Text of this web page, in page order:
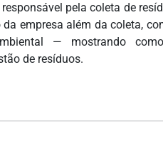
pela coleta de
empresa além da coleta,
— mostrando
de resíduos.